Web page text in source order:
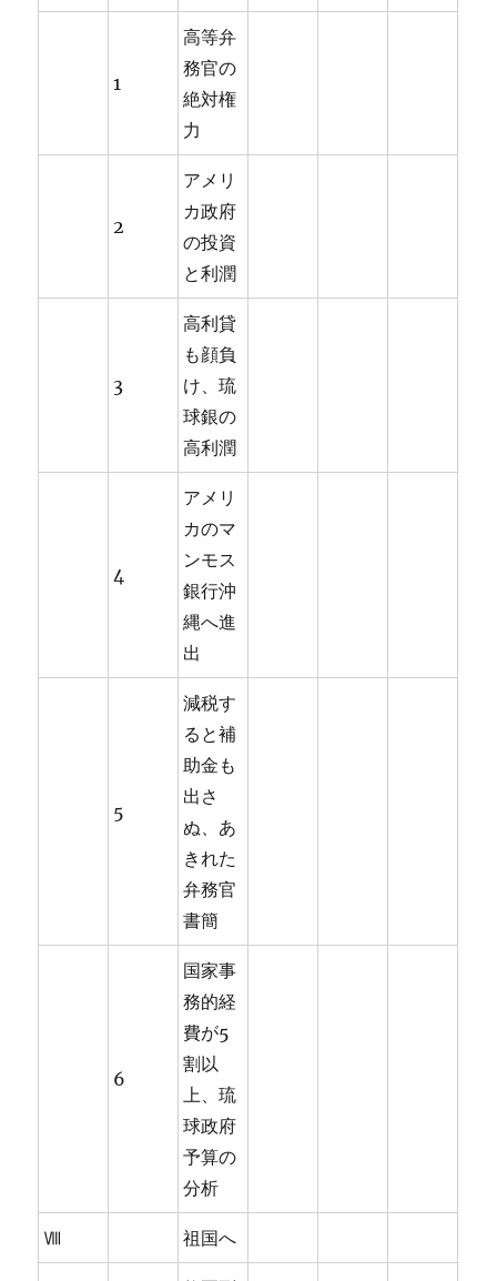
1
高等弁
務官の
絶対権
力
2
アメリ
カ政府
の投資
と利潤
3
高利貸
も顔負
け、琉
球銀の
高利潤
4
アメリ
カのマ
ンモス
銀行沖
縄へ進
出
5
減税す
ると補
助金も
出さ
ぬ、あ
きれた
弁務官
書簡
6
国家事
務的経
費が5
割以
上、琉
球政府
予算の
分析
Ⅷ 祖国へ